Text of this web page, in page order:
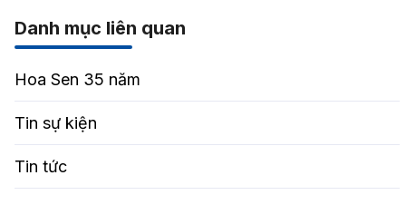
Danh mục liên quan
Hoa Sen 35 năm
Tin sự kiện
Tin tức